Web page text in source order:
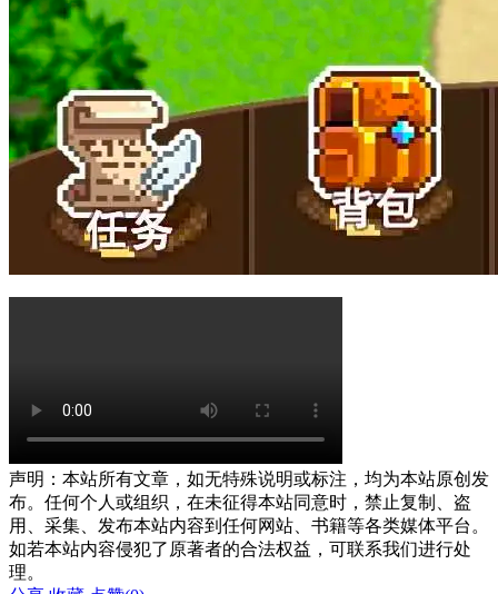
声明：本站所有文章，如无特殊说明或标注，均为本站原创发
布。任何个人或组织，在未征得本站同意时，禁止复制、盗
用、采集、发布本站内容到任何网站、书籍等各类媒体平台。
如若本站内容侵犯了原著者的合法权益，可联系我们进行处
理。